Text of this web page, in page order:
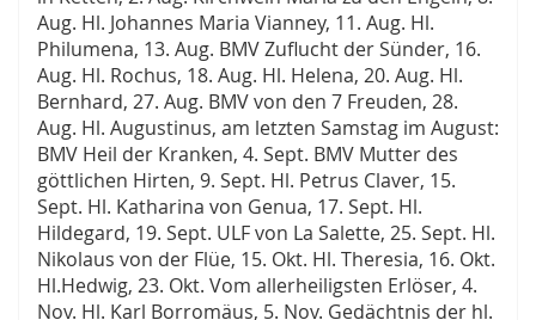
Aug. Hl. Johannes Maria Vianney, 11. Aug. Hl.
Philumena, 13. Aug. BMV Zuflucht der Sünder, 16.
Aug. Hl. Rochus, 18. Aug. Hl. Helena, 20. Aug. Hl.
Bernhard, 27. Aug. BMV von den 7 Freuden, 28.
Aug. Hl. Augustinus, am letzten Samstag im August:
BMV Heil der Kranken, 4. Sept. BMV Mutter des
göttlichen Hirten, 9. Sept. Hl. Petrus Claver, 15.
Sept. Hl. Katharina von Genua, 17. Sept. Hl.
Hildegard, 19. Sept. ULF von La Salette, 25. Sept. Hl.
Nikolaus von der Flüe, 15. Okt. Hl. Theresia, 16. Okt.
Hl.Hedwig, 23. Okt. Vom allerheiligsten Erlöser, 4.
Nov. Hl. Karl Borromäus, 5. Nov. Gedächtnis der hl.